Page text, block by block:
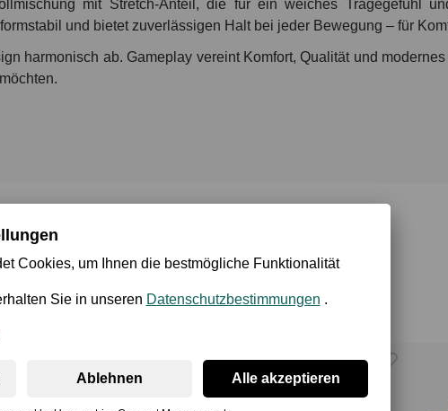
mit Stretch-Anteil, die für ein weiches Tragegefühl
und bietet zuverlässigen Halt bei jeder Bewegung – für
harmonisch ab. Gameplay vereint Komfort, Qualität und